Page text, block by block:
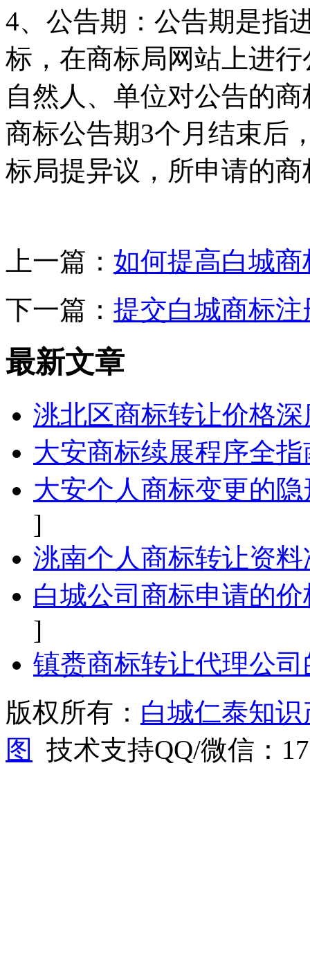
4、公告期：公告期是指
标，在商标局网站上进
自然人、单位对公告的
商标公告期3个月结束后
标局提异议，所申请的
上一篇： 如何提高白城
下一篇： 提交白城商标
最新文章
洮北区商标转让价格
大安商标续展程序全指
大安个人商标变更的
]
洮南个人商标转让资
白城公司商标申请的
]
镇赉商标转让代理公
版权所有： 白城仁泰知
图
技术支持QQ/微信：